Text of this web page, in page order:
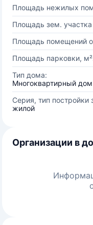
Площадь нежилых
Площадь зем.
Площадь помещений
Площадь парковки,
Тип дома:
Многоквартирный дом
Серия, тип постройки
жилой
Организации в